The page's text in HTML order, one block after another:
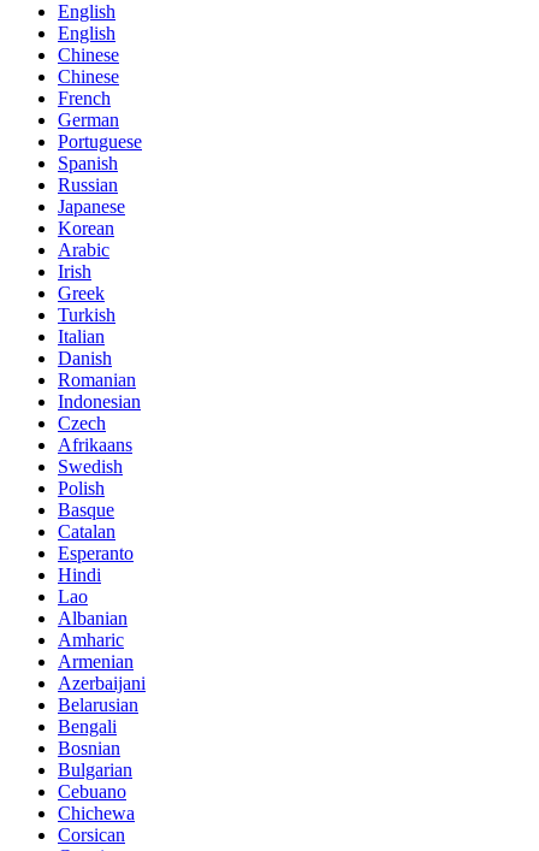
English
English
Chinese
Chinese
French
German
Portuguese
Spanish
Russian
Japanese
Korean
Arabic
Irish
Greek
Turkish
Italian
Danish
Romanian
Indonesian
Czech
Afrikaans
Swedish
Polish
Basque
Catalan
Esperanto
Hindi
Lao
Albanian
Amharic
Armenian
Azerbaijani
Belarusian
Bengali
Bosnian
Bulgarian
Cebuano
Chichewa
Corsican